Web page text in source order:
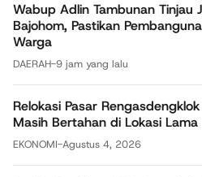
Wabup Adlin Tambunan Tinjau
Bajohom, Pastikan
Warga
DAERAH-9 jam yang lalu
Relokasi Pasar
Masih Bertahan di Lokasi Lama
EKONOMI-Agustus 4, 2026